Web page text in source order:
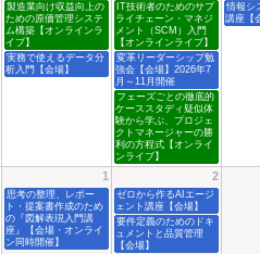
1 2
情報シ
講座【
製造業向け収益向上の
ための原価管理システ
ム構築【オンラインラ
イブ】
IT技術者のためのサプ
ライチェーン・マネジ
メント（SCM）入門
【オンラインライブ】
実務で使えるデータ分
析入門【会場】
変革リーダーシップ勉
強会【会場】2026年7
月～11月開催
フェーズごとの徹底的
ケーススタディ疑似体
験から学ぶ、プロジェ
クトマネージャーの勝
利の方程式【オンライ
ンライブ】
思考の整理、レポー
ト・提案書作成のため
の『図解表現入門講
座』【会場・オンライ
ン同時開催】
ゼロから作るAIエージ
ェント講座【会場】
要件定義のためのドキ
ュメントと品質管理
【会場】